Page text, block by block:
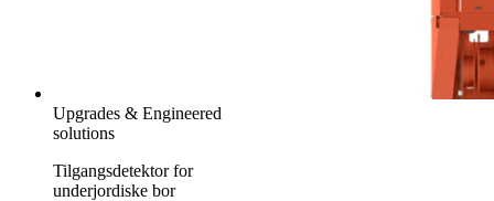
Upgrades & Engineered
solutions
Tilgangsdetektor for
underjordiske bor